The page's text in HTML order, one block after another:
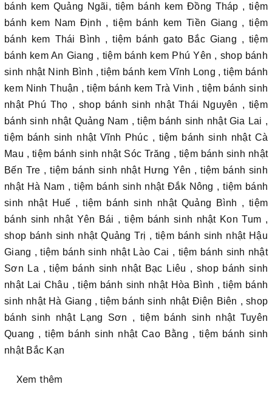
bánh kem Quảng Ngãi, tiệm bánh kem Đồng Tháp , tiệm
bánh kem Nam Định , tiệm bánh kem Tiền Giang , tiệm
bánh kem Thái Bình , tiệm bánh gato Bắc Giang , tiệm
bánh kem An Giang , tiệm bánh kem Phú Yên , shop bánh
sinh nhật Ninh Bình , tiệm bánh kem Vĩnh Long , tiệm bánh
kem Ninh Thuận , tiệm bánh kem Trà Vinh , tiệm bánh sinh
nhật Phú Thọ , shop bánh sinh nhật Thái Nguyên , tiệm
bánh sinh nhật Quảng Nam , tiệm bánh sinh nhật Gia Lai ,
tiệm bánh sinh nhật Vĩnh Phúc , tiệm bánh sinh nhật Cà
Mau , tiệm bánh sinh nhật Sóc Trăng , tiệm bánh sinh nhật
Bến Tre , tiệm bánh sinh nhật Hưng Yên , tiệm bánh sinh
nhật Hà Nam , tiệm bánh sinh nhật Đắk Nông , tiệm bánh
sinh nhật Huế , tiệm bánh sinh nhật Quảng Bình , tiệm
bánh sinh nhật Yên Bái , tiệm bánh sinh nhật Kon Tum ,
shop bánh sinh nhật Quảng Trị , tiệm bánh sinh nhật Hậu
Giang , tiệm bánh sinh nhật Lào Cai , tiệm bánh sinh nhật
Sơn La , tiệm bánh sinh nhật Bạc Liêu , shop bánh sinh
nhật Lai Châu , tiệm bánh sinh nhật Hòa Bình , tiệm bánh
sinh nhật Hà Giang , tiệm bánh sinh nhật Điện Biên , shop
bánh sinh nhật Lạng Sơn , tiệm bánh sinh nhật Tuyên
Quang , tiệm bánh sinh nhật Cao Bằng , tiệm bánh sinh
nhật Bắc Kạn
Xem thêm